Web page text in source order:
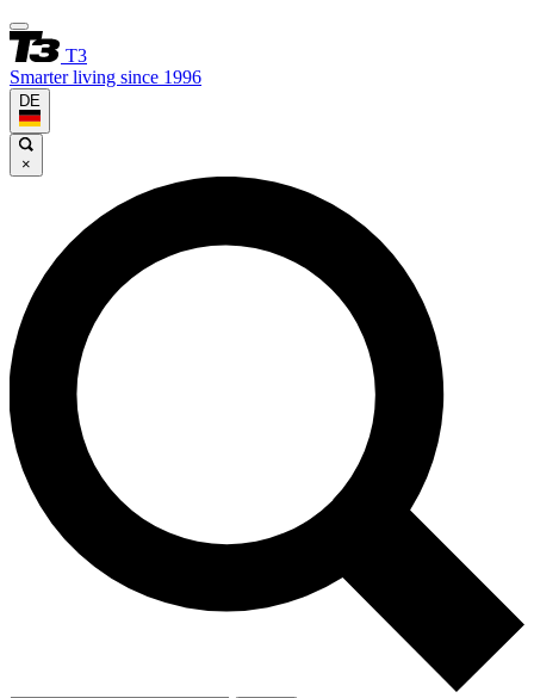
T3
Smarter living since 1996
DE
×